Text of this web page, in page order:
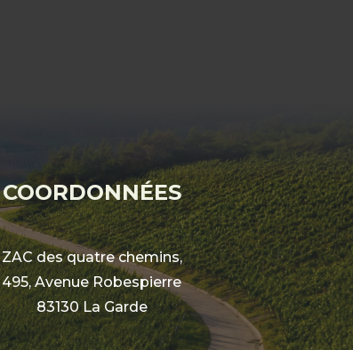
COORDONNÉES
ZAC des quatre chemins,
495, Avenue Robespierre
83130 La Garde